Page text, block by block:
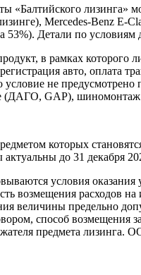
«Балтийского
Mercedes-Benz E-
Детали по условиям
в рамках которого
авто,
условие не
(ДАГО, GAP), шиномонтаж
которых
до 31 декабря
условия
возмещения расходов
величины предельно
способ возмещения
предмета лизинга.